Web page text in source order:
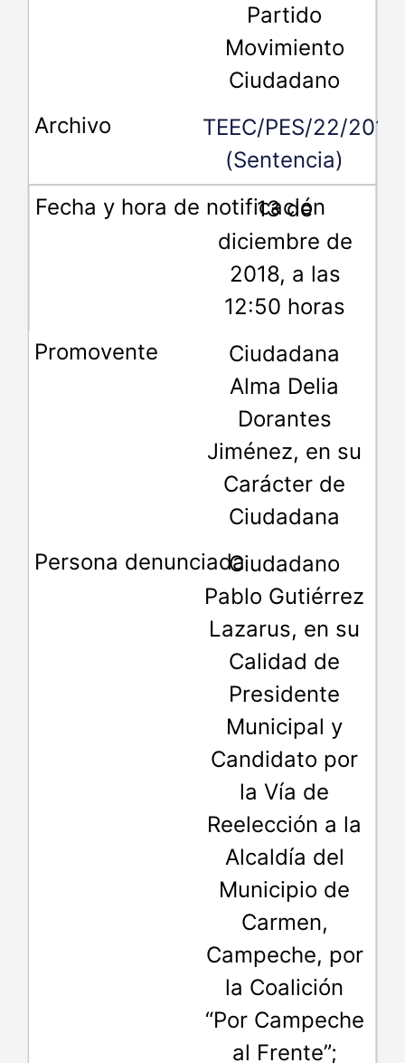
Partido
Movimiento
Ciudadano
TEEC/PES/22/2018
(Sentencia)
13 de
diciembre de
2018, a las
12:50 horas
Ciudadana
Alma Delia
Dorantes
Jiménez, en su
Carácter de
Ciudadana
Ciudadano
Pablo Gutiérrez
Lazarus, en su
Calidad de
Presidente
Municipal y
Candidato por
la Vía de
Reelección a la
Alcaldía del
Municipio de
Carmen,
Campeche, por
la Coalición
“Por Campeche
al Frente”;